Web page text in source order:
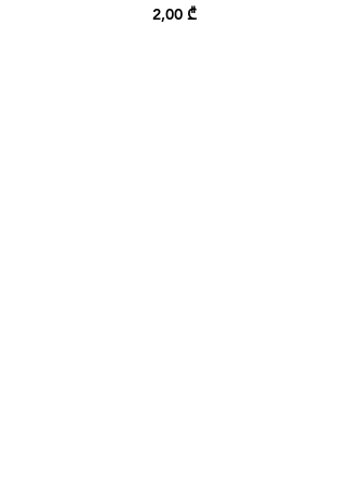
Price
2,00 ₾